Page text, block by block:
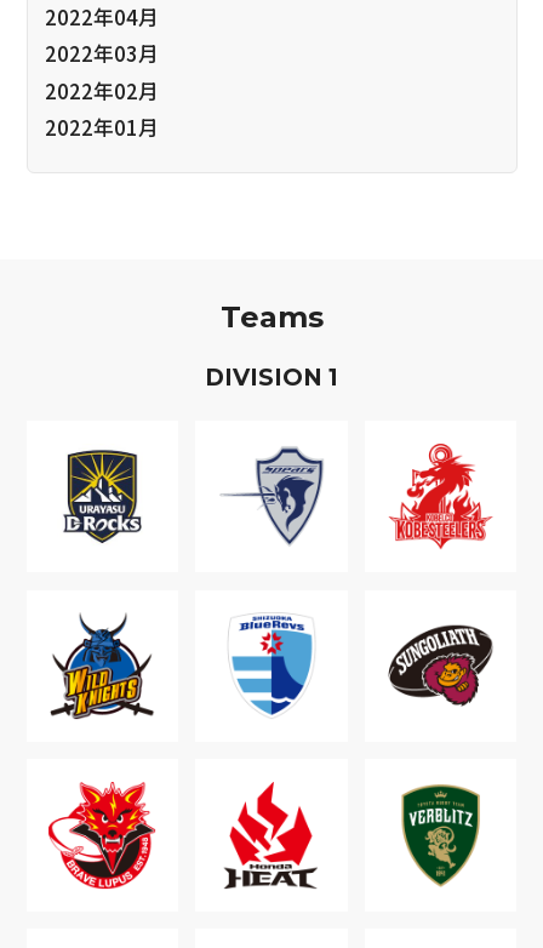
2022年04月
2022年03月
2022年02月
2022年01月
Teams
DIVISION 1